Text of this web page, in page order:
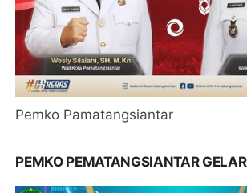
Pemko Pamatangsiantar
PEMKO PEMATANGSIANTAR